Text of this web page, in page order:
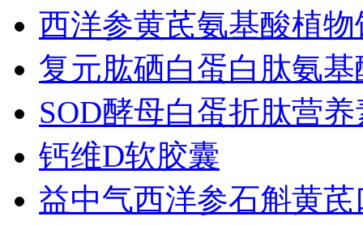
西洋参黄芪氨基酸植物
复元肱硒白蛋白肽氨
SOD酵母白蛋折肽营
钙维D软胶囊
益中气西洋参石斛黄